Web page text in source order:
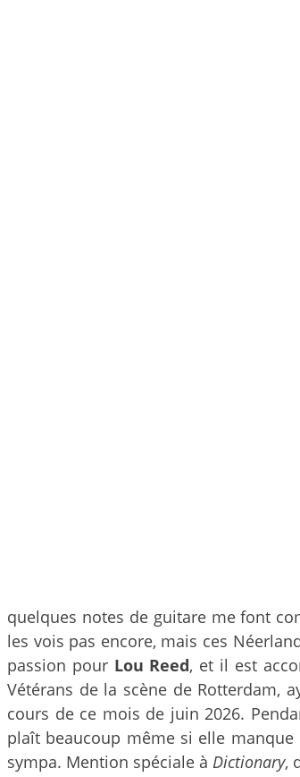
quelques notes de guitare me font
les vois pas encore, mais ces
passion pour Lou Reed, et il est
Vétérans de la scène de Rotterdam,
cours de ce mois de juin 2026.
plaît beaucoup même si elle manque
sympa. Mention spéciale à Dictionary,